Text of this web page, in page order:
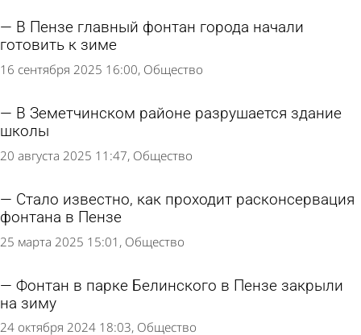
В Пензе главный фонтан города начали
готовить к зиме
16 сентября 2025 16:00 Общество
В Земетчинском районе разрушается здание
школы
20 августа 2025 11:47 Общество
Стало известно, как проходит расконсервация
фонтана в Пензе
25 марта 2025 15:01 Общество
Фонтан в парке Белинского в Пензе закрыли
на зиму
24 октября 2024 18:03 Общество